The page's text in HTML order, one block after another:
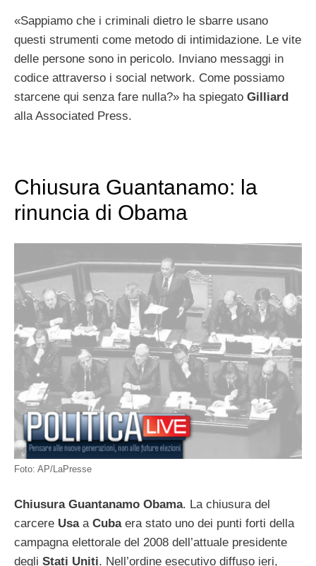
«Sappiamo che i criminali dietro le sbarre usano
questi strumenti come metodo di intimidazione. Le vite
delle persone sono in pericolo. Inviano messaggi in
codice attraverso i social network. Come possiamo
starcene qui senza fare nulla?» ha spiegato Gilliard
alla Associated Press.
Chiusura Guantanamo: la
rinuncia di Obama
Foto: AP/LaPresse
Chiusura Guantanamo Obama. La chiusura del
carcere Usa a Cuba era stato uno dei punti forti della
campagna elettorale del 2008 dell’attuale presidente
degli Stati Uniti. Nell’ordine esecutivo diffuso ieri,